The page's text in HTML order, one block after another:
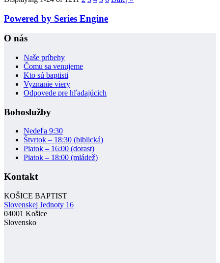
Powered by Series Engine
O nás
Naše príbehy
Čomu sa venujeme
Kto sú baptisti
Vyznanie viery
Odpovede pre hľadajúcich
Bohoslužby
Nedeľa 9:30
Štvrtok – 18:30 (biblická)
Piatok – 16:00 (dorast)
Piatok – 18:00 (mládež)
Kontakt
KOŠICE BAPTIST
Slovenskej Jednoty 16
04001 Košice
Slovensko